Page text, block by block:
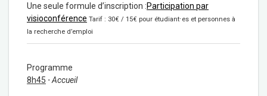
Une seule formule d’inscription :Participation par
visioconférence Tarif : 30€ / 15€ pour étudiant⋅es et personnes à
la recherche d’emploi
Programme
8h45 ⋅ Accueil